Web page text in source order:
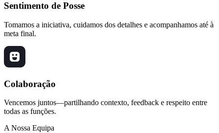
Sentimento de Posse
Tomamos a iniciativa, cuidamos dos detalhes e acompanhamos até à
meta final.
Colaboração
Vencemos juntos—partilhando contexto, feedback e respeito entre
todas as funções.
A Nossa Equipa